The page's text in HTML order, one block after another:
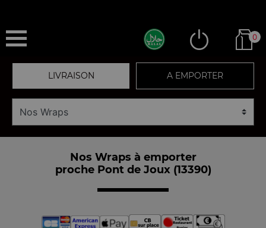
0
LIVRAISON A EMPORTER
Nos Wraps à emporter
proche Pont de Joux (13390)